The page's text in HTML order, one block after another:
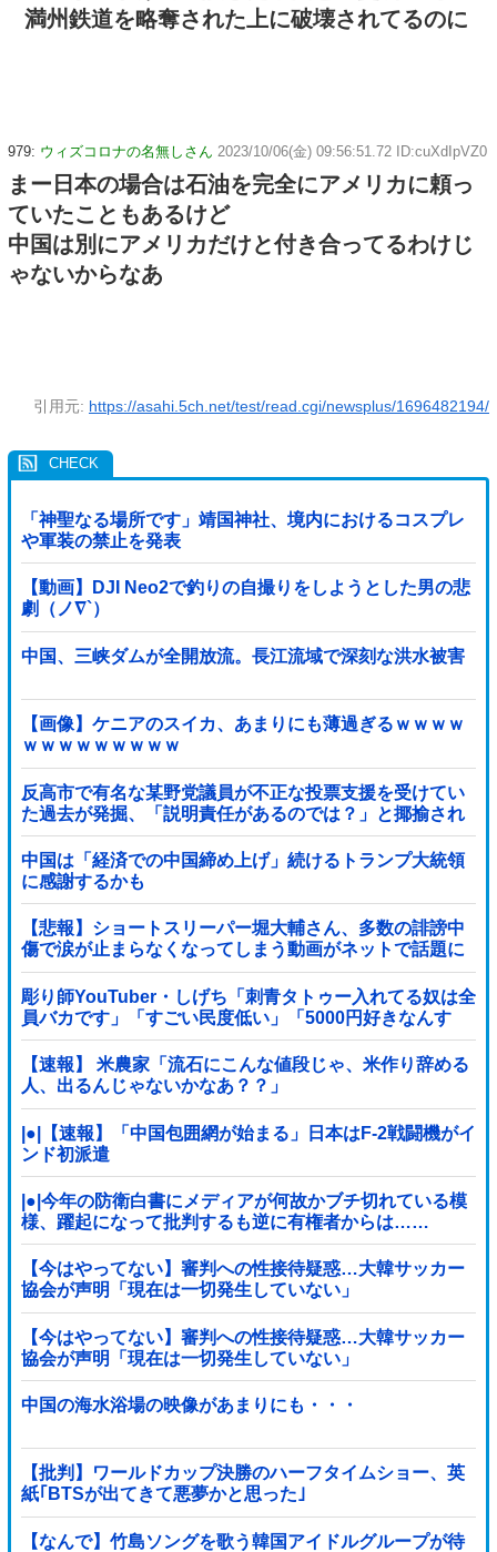
満州鉄道を略奪された上に破壊されてるのに
979: ウィズコロナの名無しさん 2023/10/06(金) 09:56:51.72 ID:cuXdIpVZ0
まー日本の場合は石油を完全にアメリカに頼っ
ていたこともあるけど
中国は別にアメリカだけと付き合ってるわけじ
ゃないからなあ
引用元: https://asahi.5ch.net/test/read.cgi/newsplus/1696482194/
「神聖なる場所です」靖国神社、境内におけるコスプレ
や軍装の禁止を発表
【動画】DJI Neo2で釣りの自撮りをしようとした男の悲
劇（ノ∇`）
中国、三峡ダムが全開放流。長江流域で深刻な洪水被害
【画像】ケニアのスイカ、あまりにも薄過ぎるｗｗｗｗ
ｗｗｗｗｗｗｗｗｗ
反高市で有名な某野党議員が不正な投票支援を受けてい
た過去が発掘、「説明責任があるのでは？」と揶揄され
ており……他
中国は「経済での中国締め上げ」続けるトランプ大統領
に感謝するかも
【悲報】ショートスリーパー堀大輔さん、多数の誹謗中
傷で涙が止まらなくなってしまう動画がネットで話題に
→ ………
彫り師YouTuber・しげち「刺青タトゥー入れてる奴は全
員バカです」「すごい民度低い」「5000円好きなんす
よ、バカって」
【速報】 米農家「流石にこんな値段じゃ、米作り辞める
人、出るんじゃないかなあ？？」
|●|【速報】「中国包囲網が始まる」日本はF-2戦闘機がイ
ンド初派遣
|●|今年の防衛白書にメディアが何故かブチ切れている模
様、躍起になって批判するも逆に有権者からは……
【今はやってない】審判への性接待疑惑…大韓サッカー
協会が声明「現在は一切発生していない」
【今はやってない】審判への性接待疑惑…大韓サッカー
協会が声明「現在は一切発生していない」
中国の海水浴場の映像があまりにも・・・
【批判】ワールドカップ決勝のハーフタイムショー、英
紙｢BTSが出てきて悪夢かと思った｣
【なんで】竹島ソングを歌う韓国アイドルグループが待